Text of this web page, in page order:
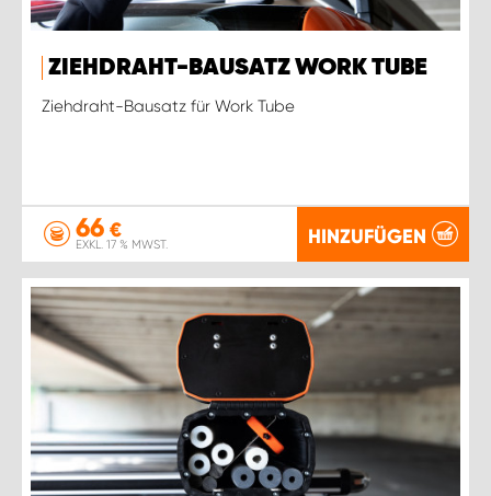
ZIEHDRAHT-BAUSATZ WORK TUBE
Ziehdraht-Bausatz für Work Tube
66 €
EXKL. 17 % MWST. HINZUFÜGEN